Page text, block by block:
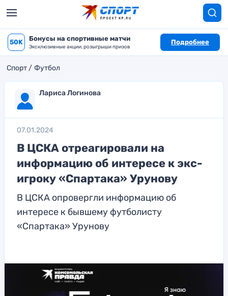
50K Бонусы на спортивные матчи
Эксклюзивные акции, розыгрыши призов
Подробнее
Спорт Футбол
Лариса Логинова
07.01.2024
В ЦСКА отреагировали на
информацию об интересе к экс-
игроку «Спартака» Урунову
В ЦСКА опровергли информацию об
интересе к бывшему футболисту
«Спартака» Урунову